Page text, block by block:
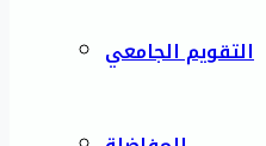
التقويم الجامعي